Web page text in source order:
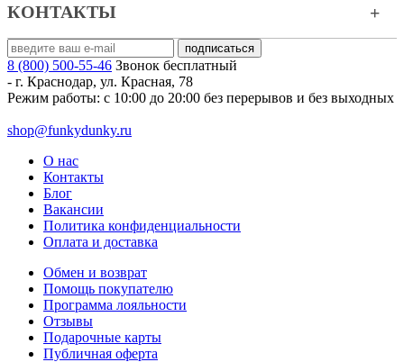
КОНТАКТЫ
8 (800) 500-55-46 Звонок бесплатный
- г. Краснодар, ул. Красная, 78
Режим работы: с 10:00 до 20:00 без перерывов и без выходных
shop@funkydunky.ru
О нас
Контакты
Блог
Вакансии
Политика конфиденциальности
Оплата и доставка
Обмен и возврат
Помощь покупателю
Программа лояльности
Отзывы
Подарочные карты
Публичная оферта